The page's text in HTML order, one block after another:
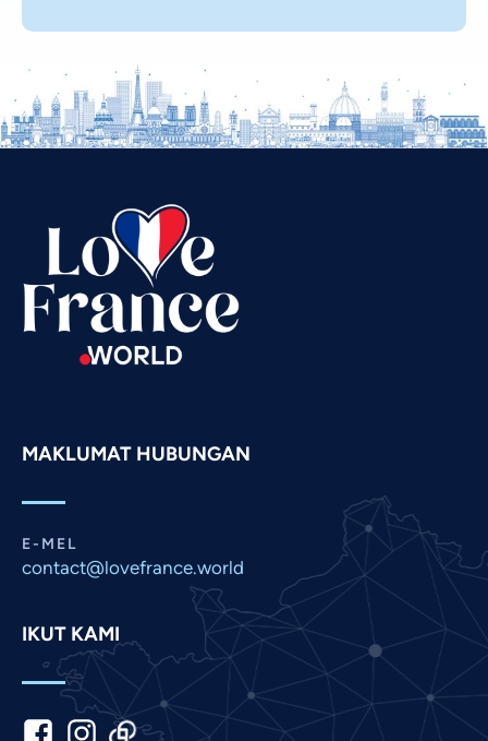
MAKLUMAT HUBUNGAN
E-MEL
contact@lovefrance.world
IKUT KAMI
Italian
Japanese
Kannada
Korean
Marathi
Nepali
Telugu
Thai
Vietnamese